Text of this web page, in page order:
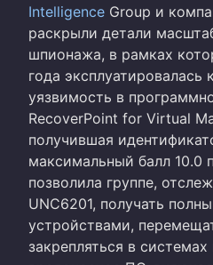
Intelligence Group и
раскрыли детали
шпионажа, в рамках
года эксплуатировалась
уязвимость в
RecoverPoint for Virtual
получившая
максимальный балл 10.0
позволила группе,
UNC6201, получать
устройствами,
закрепляться в